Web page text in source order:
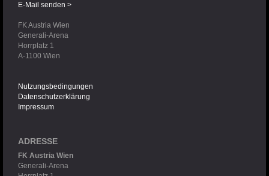
E-Mail senden >
FK Austria Wien
Generali-Arena
Horrplatz 1
A-1100 Wien
Nutzungsbedingungen
Datenschutzerklärung
Impressum
ADRESSE
FK Austria Wien
Generali-Arena